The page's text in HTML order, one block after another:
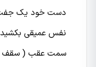
دست خود یک جفت
نفس عمیقی بکشید
سمت عقب ( سقف